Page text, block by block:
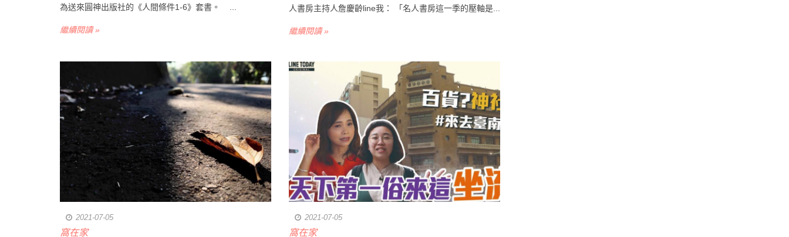
為送來圓神出版社的《人間條件1-6》套書。 ...
繼續閱讀 »
人書房主持人詹慶齡line我： 「名人書房這一季的壓軸是...
繼續閱讀 »
2021-07-05
窩在家
2021-07-05
窩在家